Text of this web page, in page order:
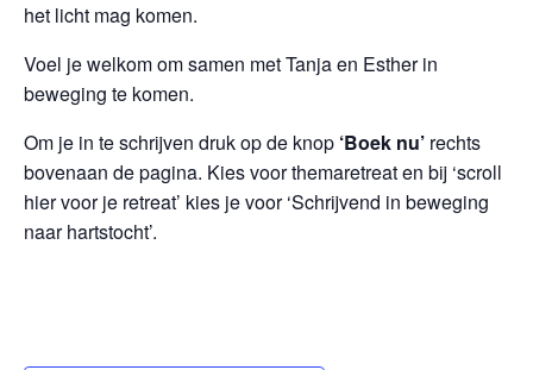
het licht mag komen.
Voel je welkom om samen met Tanja en Esther in
beweging te komen.
Om je in te schrijven druk op de knop ‘Boek nu’ rechts
bovenaan de pagina. Kies voor themaretreat en bij ‘scroll
hier voor je retreat’ kies je voor ‘Schrijvend in beweging
naar hartstocht’.